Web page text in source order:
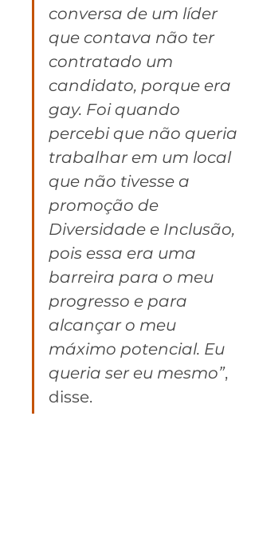
conversa de um líder
que contava não ter
contratado um
candidato, porque era
gay. Foi quando
percebi que não queria
trabalhar em um local
que não tivesse a
promoção de
Diversidade e Inclusão,
pois essa era uma
barreira para o meu
progresso e para
alcançar o meu
máximo potencial. Eu
queria ser eu mesmo”,
disse.